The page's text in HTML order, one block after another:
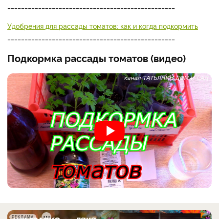
Удобрения для рассады томатов: как и когда подкормить
Подкормка рассады томатов (видео)
РЕКЛАМА